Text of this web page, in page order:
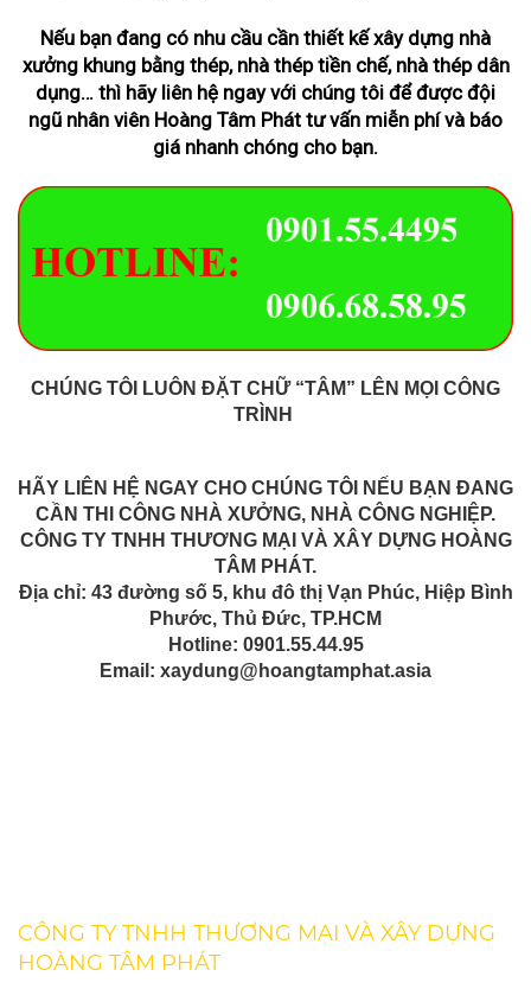
Nếu bạn đang có nhu cầu cần thiết kế xây dựng nhà
xưởng khung bằng thép, nhà thép tiền chế, nhà thép dân
dụng… thì hãy liên hệ ngay với chúng tôi để được đội
ngũ nhân viên Hoàng Tâm Phát tư vấn miễn phí và báo
giá nhanh chóng cho bạn.
CHÚNG TÔI LUÔN ĐẶT CHỮ “TÂM” LÊN MỌI CÔNG
TRÌNH
HÃY LIÊN HỆ NGAY CHO CHÚNG TÔI NẾU BẠN ĐANG
CẦN THI CÔNG NHÀ XƯỞNG, NHÀ CÔNG NGHIỆP.
CÔNG TY TNHH THƯƠNG MẠI VÀ XÂY DỰNG HOÀNG
TÂM PHÁT.
Địa chỉ: 43 đường số 5, khu đô thị Vạn Phúc, Hiệp Bình
Phước, Thủ Đức, TP.HCM
Hotline: 0901.55.44.95
Email: xaydung@hoangtamphat.asia
CÔNG TY TNHH THƯƠNG MẠI VÀ XÂY DỰNG
HOÀNG TÂM PHÁT